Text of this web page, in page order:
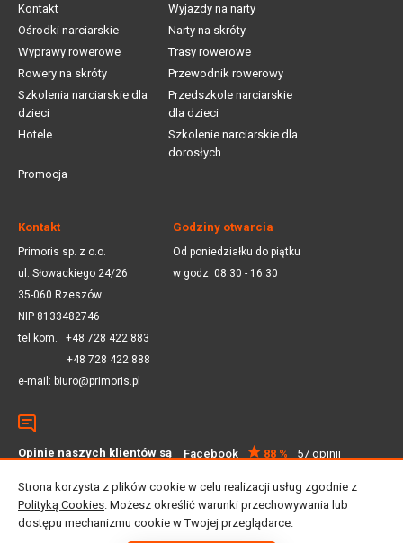
Kontakt
Wyjazdy na narty
Ośrodki narciarskie
Narty na skróty
Wyprawy rowerowe
Trasy rowerowe
Rowery na skróty
Przewodnik rowerowy
Szkolenia narciarskie dla
dzieci
Przedszkole narciarskie
dla dzieci
Hotele
Szkolenie narciarskie dla
dorosłych
Promocja
Kontakt
Primoris sp. z o.o.
ul. Słowackiego 24/26
35-060 Rzeszów
NIP 8133482746
tel kom. +48 728 422 883
+48 728 422 888
e-mail: biuro@primoris.pl
Godziny otwarcia
Od poniedziałku do piątku
w godz. 08:30 - 16:30
Opinie naszych klientów są
Facebook 88 %
57 opinii
© 2025 Primoris Sp. z o.o. Wszystkie prawa zastrzeżone
Strona korzysta z plików cookie w celu realizacji usług zgodnie z
Polityką Cookies. Możesz określić warunki przechowywania lub
dostępu mechanizmu cookie w Twojej przeglądarce.